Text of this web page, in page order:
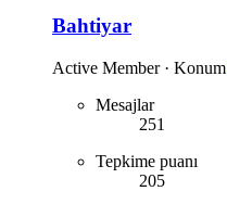
Bahtiyar
Active Member · Konum
Mesajlar
251
Tepkime puanı
205